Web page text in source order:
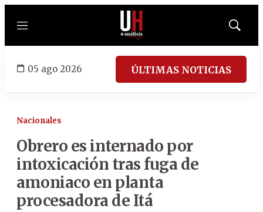
Menú
Mostrar
05 ago 2026 ÚLTIMAS NOTICIAS
Nacionales
Obrero es internado por
intoxicación tras fuga de
amoniaco en planta
procesadora de Itá